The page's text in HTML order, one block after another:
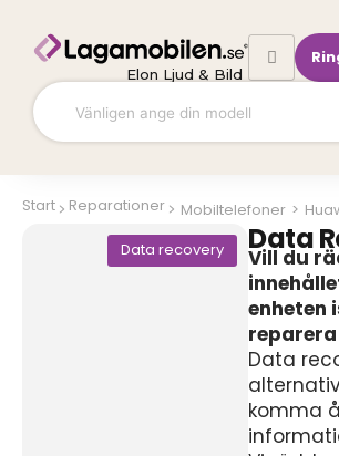
innehåll
Elon Ljud & Bild
Start Reparationer Mobiltelefoner >
Data recovery
Data
Vill du
enheten
reparera
Data
komma